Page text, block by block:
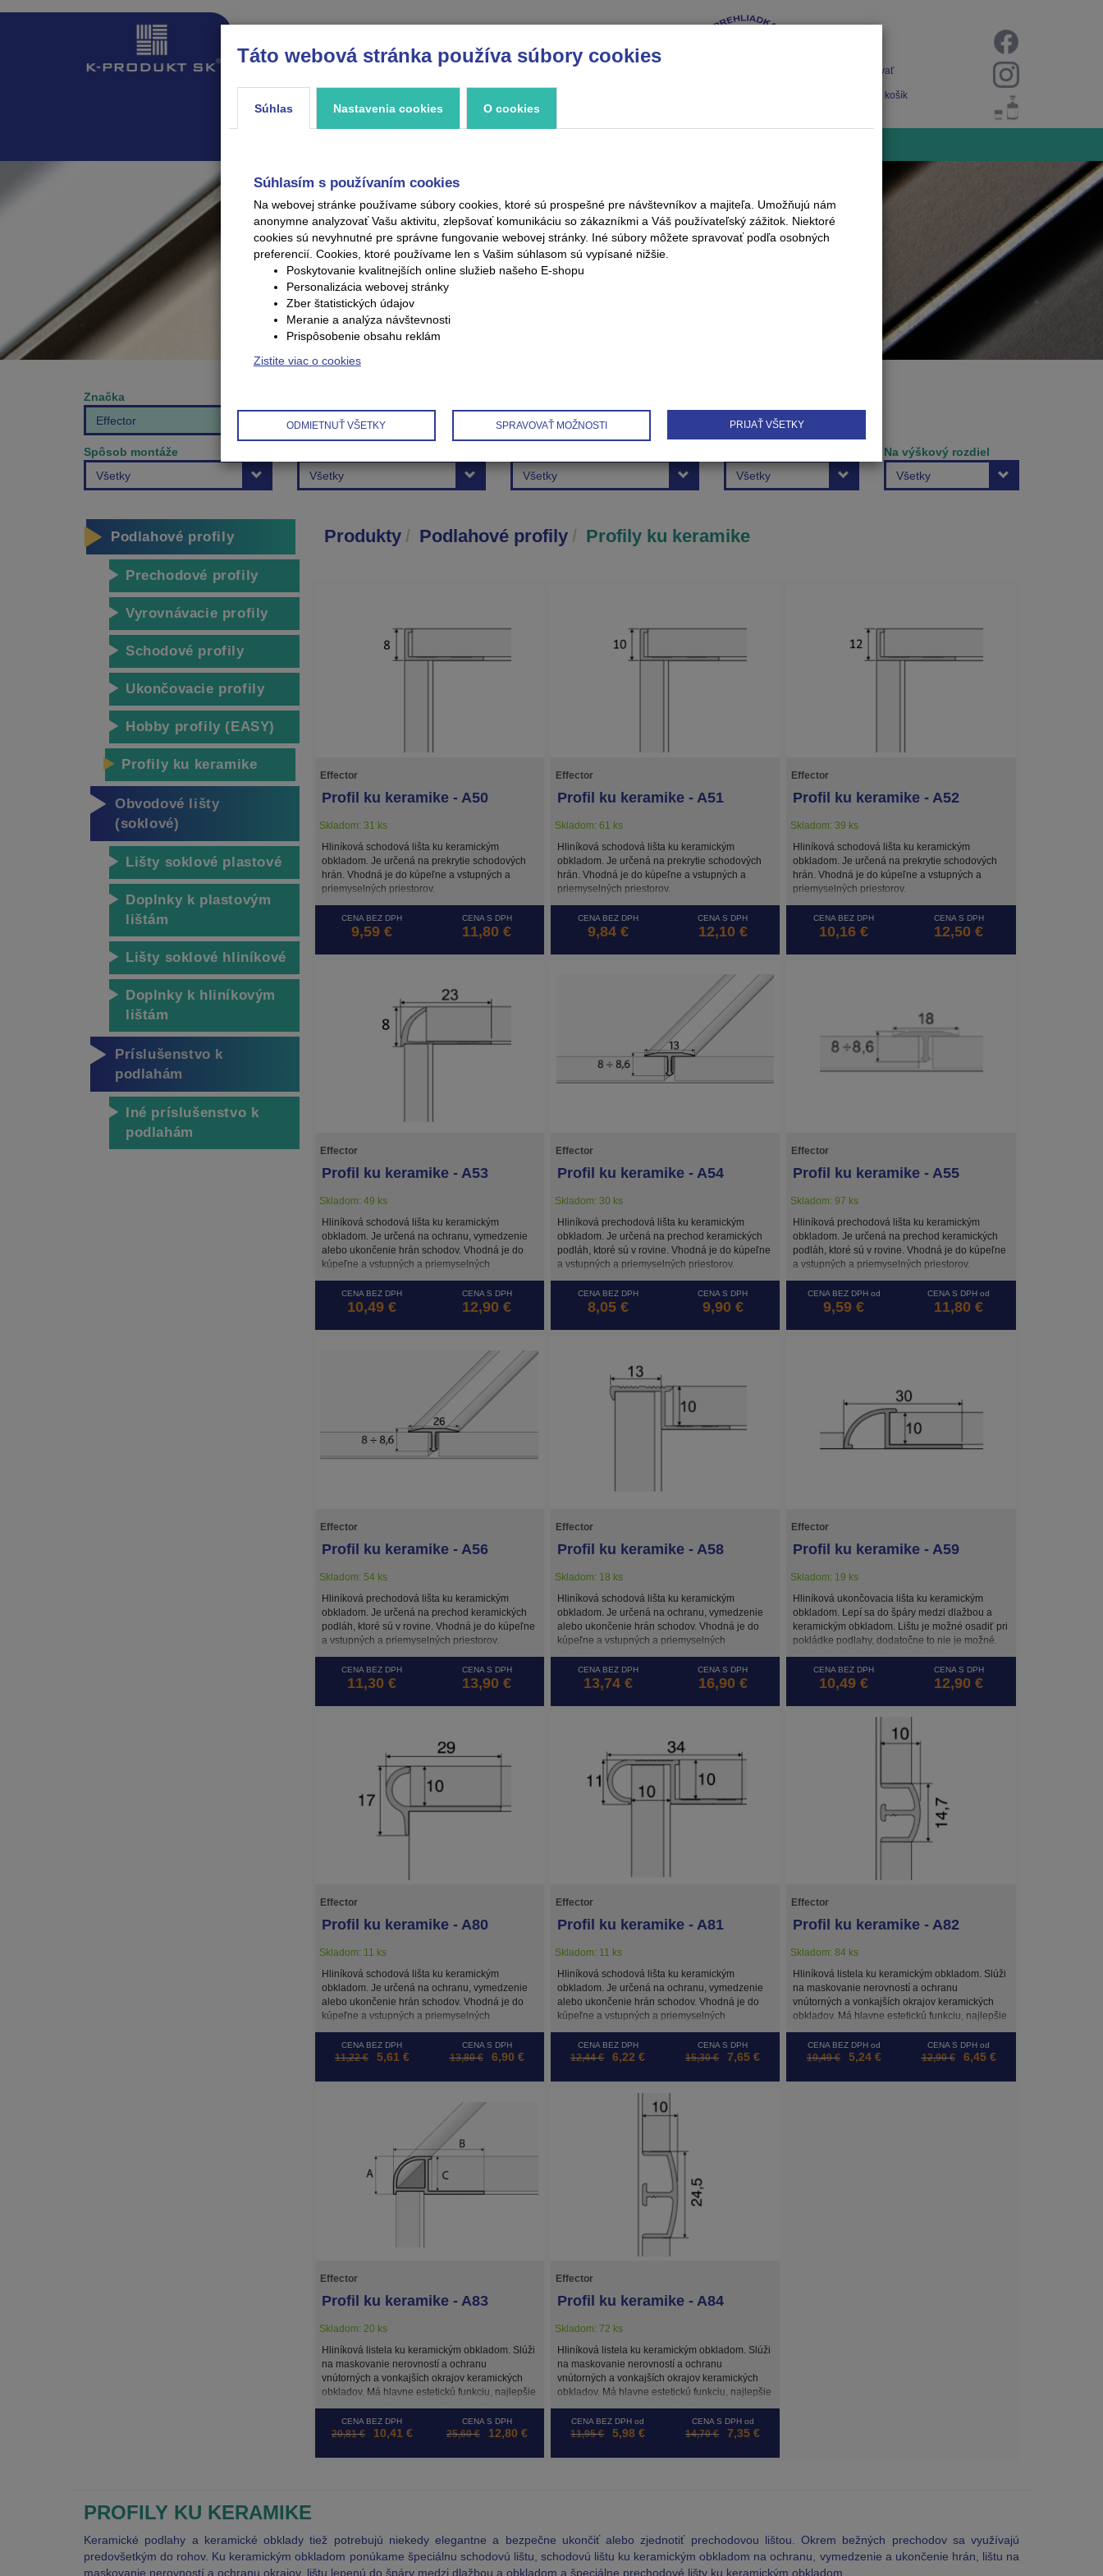
ZAUJÍMAVOSTI Registrovať
Nákupný košík
Značka
Effector
Spôsob montáže
Všetky
Všetky
Všetky
Všetky
Na výškový rozdiel
Všetky
Podlahové profily
Prechodové profily
Vyrovnávacie profily
Schodové profily
Ukončovacie profily
Hobby profily (EASY)
Profily ku keramike
Obvodové lišty
(soklové)
Lišty soklové plastové
Doplnky k plastovým
lištám
Lišty soklové hliníkové
Doplnky k hliníkovým
lištám
Príslušenstvo k
podlahám
Iné príslušenstvo k
podlahám
Produkty Podlahové profily Profily ku keramike
Effector
Profil ku keramike - A50
Skladom: 31 ks
Hliníková schodová lišta ku keramickým
obkladom. Je určená na prekrytie schodových
hrán. Vhodná je do kúpeľne a vstupných a
priemyselných priestorov.
CENA BEZ DPH
9,59 €
CENA S DPH
11,80 €
Effector
Profil ku keramike - A51
Skladom: 61 ks
Hliníková schodová lišta ku keramickým
obkladom. Je určená na prekrytie schodových
hrán. Vhodná je do kúpeľne a vstupných a
priemyselných priestorov.
CENA BEZ DPH
9,84 €
CENA S DPH
12,10 €
Effector
Profil ku keramike - A52
Skladom: 39 ks
Hliníková schodová lišta ku keramickým
obkladom. Je určená na prekrytie schodových
hrán. Vhodná je do kúpeľne a vstupných a
priemyselných priestorov.
CENA BEZ DPH
10,16 €
CENA S DPH
12,50 €
Effector
Profil ku keramike - A53
Skladom: 49 ks
Hliníková schodová lišta ku keramickým
obkladom. Je určená na ochranu, vymedzenie
alebo ukončenie hrán schodov. Vhodná je do
kúpeľne a vstupných a priemyselných
priestorov.
CENA BEZ DPH
10,49 €
CENA S DPH
12,90 €
Effector
Profil ku keramike - A54
Skladom: 30 ks
Hliníková prechodová lišta ku keramickým
obkladom. Je určená na prechod keramických
podláh, ktoré sú v rovine. Vhodná je do kúpeľne
a vstupných a priemyselných priestorov.
CENA BEZ DPH
8,05 €
CENA S DPH
9,90 €
Effector
Profil ku keramike - A55
Skladom: 97 ks
Hliníková prechodová lišta ku keramickým
obkladom. Je určená na prechod keramických
podláh, ktoré sú v rovine. Vhodná je do kúpeľne
a vstupných a priemyselných priestorov.
CENA BEZ DPH od
9,59 €
CENA S DPH od
11,80 €
Effector
Profil ku keramike - A56
Skladom: 54 ks
Hliníková prechodová lišta ku keramickým
obkladom. Je určená na prechod keramických
podláh, ktoré sú v rovine. Vhodná je do kúpeľne
a vstupných a priemyselných priestorov.
CENA BEZ DPH
11,30 €
CENA S DPH
13,90 €
Effector
Profil ku keramike - A58
Skladom: 18 ks
Hliníková schodová lišta ku keramickým
obkladom. Je určená na ochranu, vymedzenie
alebo ukončenie hrán schodov. Vhodná je do
kúpeľne a vstupných a priemyselných
CENA BEZ DPH
13,74 €
CENA S DPH
16,90 €
Effector
Profil ku keramike - A59
Skladom: 19 ks
Hliníková ukončovacia lišta ku keramickým
obkladom. Lepí sa do špáry medzi dlažbou a
keramickým obkladom. Lištu je možné osadiť pri
pokládke podlahy, dodatočne to nie je možné.
priemyselných priestorov.
CENA BEZ DPH
10,49 €
CENA S DPH
12,90 €
Effector
Profil ku keramike - A80
Skladom: 11 ks
Hliníková schodová lišta ku keramickým
obkladom. Je určená na ochranu, vymedzenie
alebo ukončenie hrán schodov. Vhodná je do
kúpeľne a vstupných a priemyselných
priestorov.
CENA BEZ DPH
11,22 € 5,61 €
CENA S DPH
13,80 € 6,90 €
Effector
Profil ku keramike - A81
Skladom: 11 ks
Hliníková schodová lišta ku keramickým
obkladom. Je určená na ochranu, vymedzenie
alebo ukončenie hrán schodov. Vhodná je do
kúpeľne a vstupných a priemyselných
priestorov.
CENA BEZ DPH
12,44 € 6,22 €
CENA S DPH
15,30 € 7,65 €
Effector
Profil ku keramike - A82
Skladom: 84 ks
Hliníková listela ku keramickým obkladom. Slúži
na maskovanie nerovností a ochranu
vnútorných a vonkajších okrajov keramických
obkladov. Má hlavne estetickú funkciu, najlepšie
vyznieva v kombinácii s veľkoformátovými
obkladmi. Je vhodná najmä do kúpeľne.
CENA BEZ DPH od
10,49 € 5,24 €
CENA S DPH od
12,90 € 6,45 €
Effector
Profil ku keramike - A83
Skladom: 20 ks
Hliníková listela ku keramickým obkladom. Slúži
na maskovanie nerovností a ochranu
vnútorných a vonkajších okrajov keramických
obkladov. Má hlavne estetickú funkciu, najlepšie
vyznieva v kombinácii s veľkoformátovými
obkladmi. Je vhodná najmä do kúpeľne.
CENA BEZ DPH
20,81 € 10,41 €
CENA S DPH
25,60 € 12,80 €
Effector
Profil ku keramike - A84
Skladom: 72 ks
Hliníková listela ku keramickým obkladom. Slúži
na maskovanie nerovností a ochranu
vnútorných a vonkajších okrajov keramických
obkladov. Má hlavne estetickú funkciu, najlepšie
vyznieva v kombinácii s veľkoformátovými
obkladmi. Je vhodná najmä do kúpeľne.
CENA BEZ DPH od
11,95 € 5,98 €
CENA S DPH od
14,70 € 7,35 €
PROFILY KU KERAMIKE
Keramické podlahy a keramické obklady tiež potrebujú niekedy elegantne a bezpečne ukončiť alebo zjednotiť prechodovou lištou. Okrem bežných prechodov sa využívajú
predovšetkým do rohov. Ku keramickým obkladom ponúkame špeciálnu schodovú lištu, schodovú lištu ku keramickým obkladom na ochranu, vymedzenie a ukončenie hrán, lištu na
maskovanie nerovností a ochranu okrajov, lištu lepenú do špáry medzi dlažbou a obkladom a špeciálne prechodové lišty ku keramickým obkladom.
Táto webová stránka používa súbory cookies
Súhlas Nastavenia cookies O cookies
Súhlasím s používaním cookies
Na webovej stránke používame súbory cookies, ktoré sú prospešné pre návštevníkov a majiteľa. Umožňujú nám
anonymne analyzovať Vašu aktivitu, zlepšovať komunikáciu so zákazníkmi a Váš používateľský zážitok. Niektoré
cookies sú nevyhnutné pre správne fungovanie webovej stránky. Iné súbory môžete spravovať podľa osobných
preferencií. Cookies, ktoré používame len s Vašim súhlasom sú vypísané nižšie.
Poskytovanie kvalitnejších online služieb našeho E-shopu
Personalizácia webovej stránky
Zber štatistických údajov
Meranie a analýza návštevnosti
Prispôsobenie obsahu reklám
Zistite viac o cookies
ODMIETNUŤ VŠETKY SPRAVOVAŤ MOŽNOSTI PRIJAŤ VŠETKY